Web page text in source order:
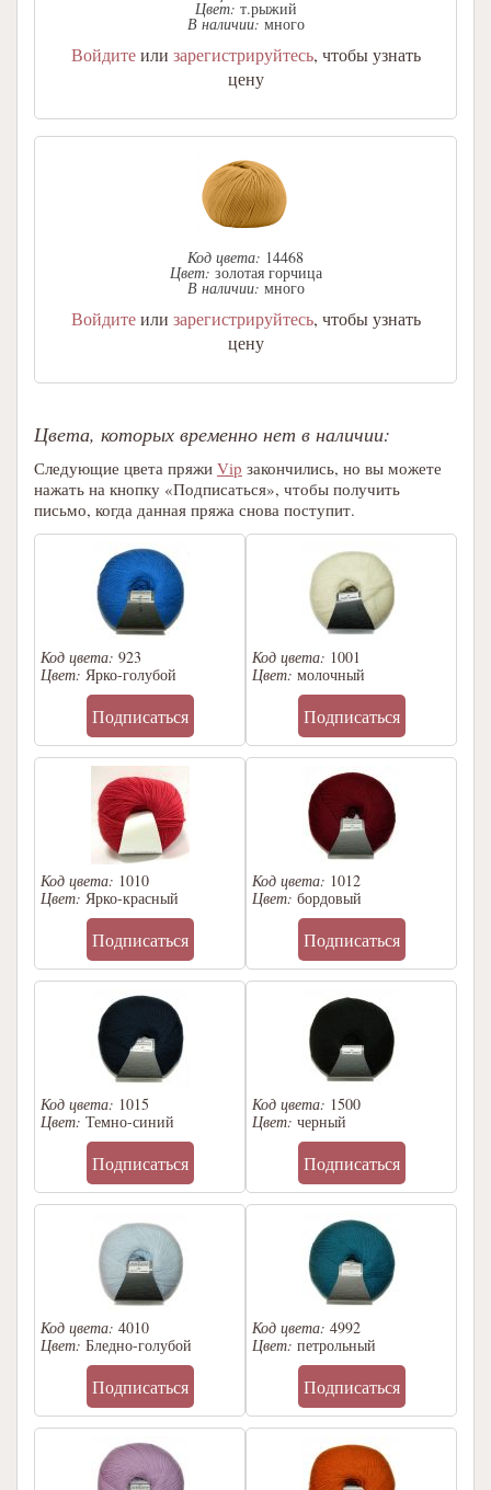
Цвет: т.рыжий
В наличии: много
Войдитеили зарегистрируйтесь, чтобы узнать
цену
Код цвета: 14468
Цвет: золотая горчица
В наличии: много
Войдитеили зарегистрируйтесь, чтобы узнать
цену
Цвета, которых временно нет в наличии:
Следующие цвета пряжи Vip закончились, но вы можете
нажать на кнопку «Подписаться», чтобы получить
письмо, когда данная пряжа снова поступит.
Код цвета: 923
Цвет: Ярко-голубой
Подписаться
Код цвета: 1001
Цвет: молочный
Подписаться
Код цвета: 1010
Цвет: Ярко-красный
Подписаться
Код цвета: 1012
Цвет: бордовый
Подписаться
Код цвета: 1015
Цвет: Темно-синий
Подписаться
Код цвета: 1500
Цвет: черный
Подписаться
Код цвета: 4010
Цвет: Бледно-голубой
Подписаться
Код цвета: 4992
Цвет: петрольный
Подписаться